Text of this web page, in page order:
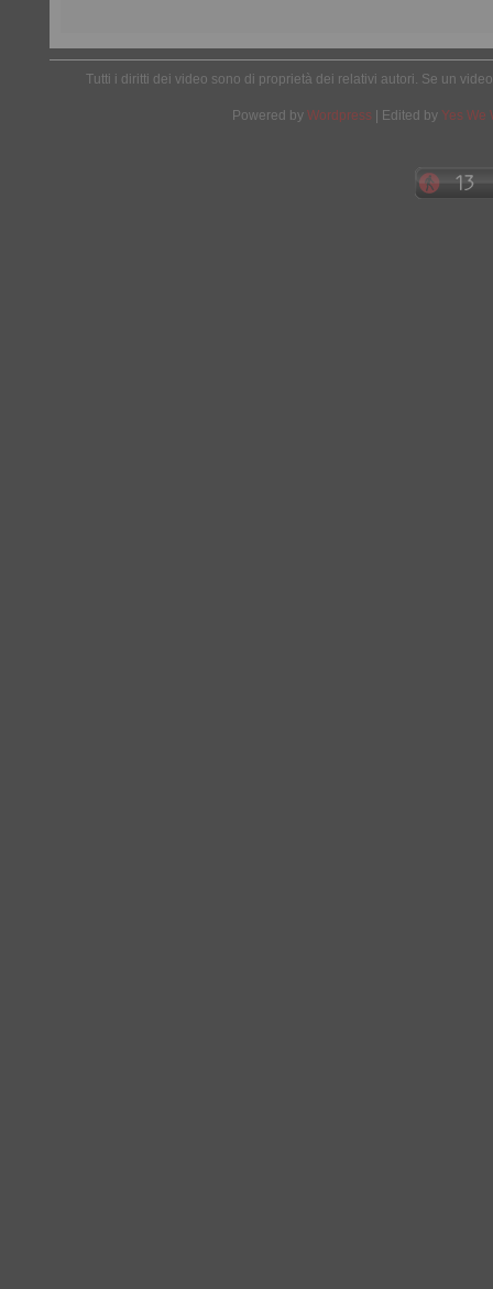
Tutti i diritti dei video sono di proprietà dei relativi autori. Se un
Powered by Wordpress | Edited by Yes We